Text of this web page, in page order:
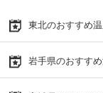
東北のおすすめ
岩手県のおすす